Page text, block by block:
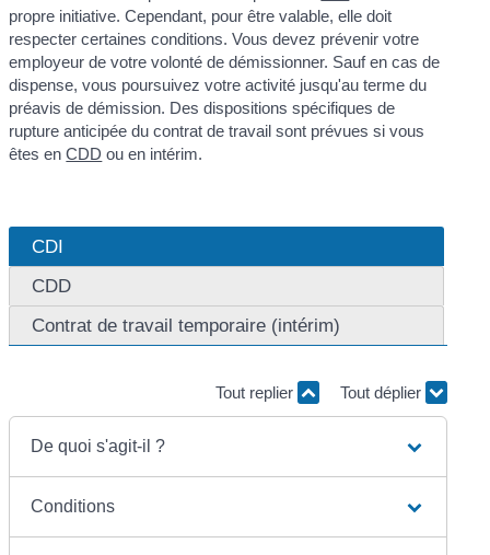
propre initiative. Cependant, pour être valable, elle doit
respecter certaines conditions. Vous devez prévenir votre
employeur de votre volonté de démissionner. Sauf en cas de
dispense, vous poursuivez votre activité jusqu'au terme du
préavis de démission. Des dispositions spécifiques de
rupture anticipée du contrat de travail sont prévues si vous
êtes enCDD ou en intérim.
CDI
CDD
Contrat de travail temporaire (intérim)
Tout replier Tout déplier
De quoi s'agit-il ?
Conditions